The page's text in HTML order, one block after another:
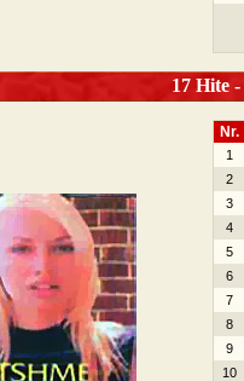
17 Hite
Nr.
1
2
3
4
5
6
7
8
9
10